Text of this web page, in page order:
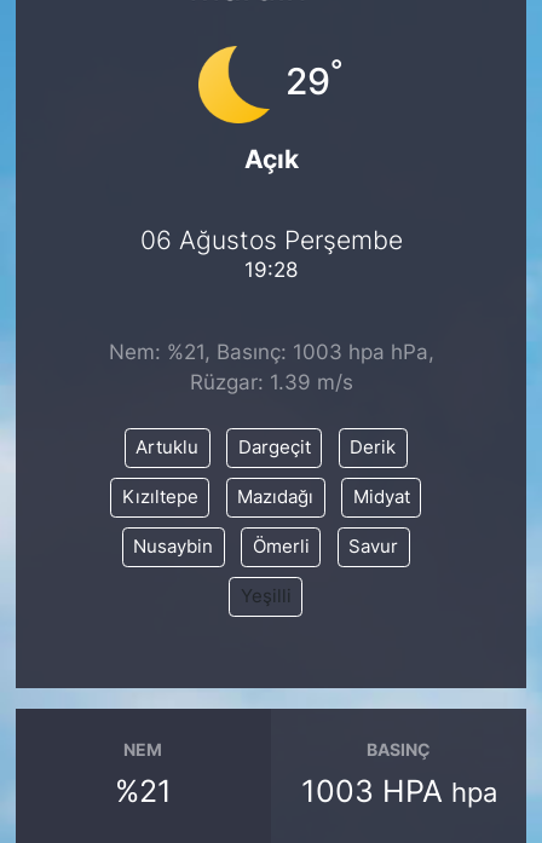
29°
Açık
06 Ağustos Perşembe
19:28
Nem: %21, Basınç: 1003 hpa hPa,
Rüzgar: 1.39 m/s
Artuklu Dargeçit Derik
Kızıltepe Mazıdağı Midyat
Nusaybin Ömerli Savur
Yeşilli
NEM
%21
BASINÇ
1003 HPA hpa